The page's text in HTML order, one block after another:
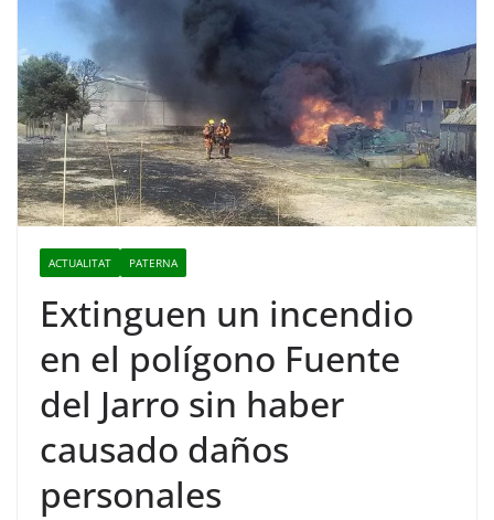
ACTUALITAT PATERNA
Extinguen un incendio
en el polígono Fuente
del Jarro sin haber
causado daños
personales